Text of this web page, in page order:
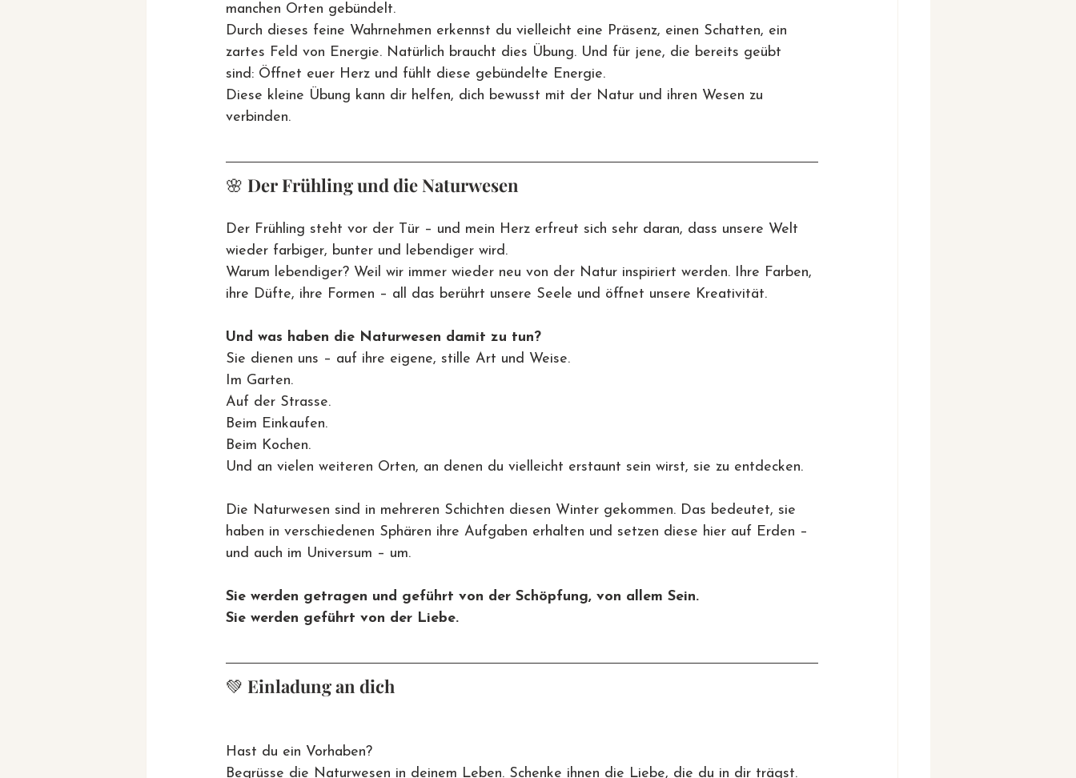
manchen Orten gebündelt.
Durch dieses feine Wahrnehmen erkennst du vielleicht eine Präsenz, einen Schatten, ein
zartes Feld von Energie. Natürlich braucht dies Übung. Und für jene, die bereits geübt
sind: Öffnet euer Herz und fühlt diese gebündelte Energie.
Diese kleine Übung kann dir helfen, dich bewusst mit der Natur und ihren Wesen zu
verbinden.
🌸 Der Frühling und die Naturwesen
Der Frühling steht vor der Tür – und mein Herz erfreut sich sehr daran, dass unsere Welt
wieder farbiger, bunter und lebendiger wird.
Warum lebendiger? Weil wir immer wieder neu von der Natur inspiriert werden. Ihre Farben,
ihre Düfte, ihre Formen – all das berührt unsere Seele und öffnet unsere Kreativität.
Und was haben die Naturwesen damit zu tun?
Sie dienen uns – auf ihre eigene, stille Art und Weise.
Im Garten.
Auf der Strasse.
Beim Einkaufen.
Beim Kochen.
Und an vielen weiteren Orten, an denen du vielleicht erstaunt sein wirst, sie zu entdecken.
Die Naturwesen sind in mehreren Schichten diesen Winter gekommen. Das bedeutet, sie
haben in verschiedenen Sphären ihre Aufgaben erhalten und setzen diese hier auf Erden –
und auch im Universum – um.
Sie werden getragen und geführt von der Schöpfung, von allem Sein.
Sie werden geführt von der Liebe.
💚 Einladung an dich
Hast du ein Vorhaben?
Begrüsse die Naturwesen in deinem Leben. Schenke ihnen die Liebe, die du in dir trägst.